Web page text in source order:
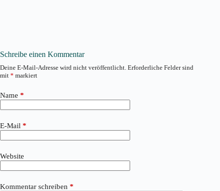
Schreibe einen Kommentar
Deine E-Mail-Adresse wird nicht veröffentlicht. Erforderliche Felder sind
mit * markiert
Name *
E-Mail *
Website
Kommentar schreiben *